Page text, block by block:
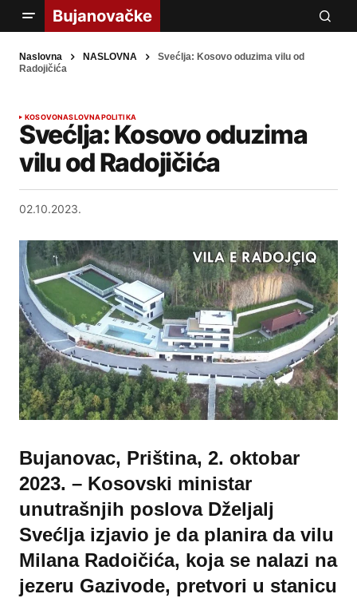
Naslovna NASLOVNA
Svećlja: Kosovo oduzima vilu od
Radojičića
KOSOVONASLOVNAPOLITIKA
Svećlja: Kosovo oduzima
vilu od Radojičića
02.10.2023.
Bujanovac, Priština, 2. oktobar
2023. – Kosovski ministar
unutrašnjih poslova Dželjalj
Svećlja izjavio je da planira da vilu
Milana Radoičića, koja se nalazi na
jezeru Gazivode, pretvori u stanicu